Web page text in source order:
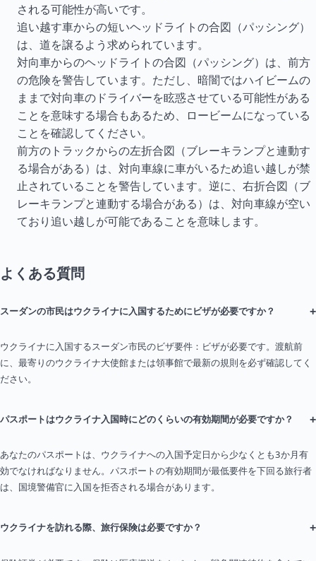
される可能性が高いです。
追い越す車からの短いヘッドライトの合図（パッシング）
は、道を譲るよう求められています。
対向車からのヘッドライトの合図（パッシング）は、前方
の危険を警告しています。ただし、暗闇ではハイビームの
ままで対向車のドライバーを眩惑させている可能性がある
ことを意味する場合もあるため、ロービームになっている
ことを確認してください。
前方のトラックからの左折合図（ブレーキランプと連動す
る場合がある）は、対向車線に車がいるため追い越しが禁
止されていることを警告しています。逆に、右折合図（ブ
レーキランプと連動する場合がある）は、対向車線が空い
ており追い越しが可能であることを意味します。
よくある質問
スーダンの市民はウクライナに入国するためにビザが必要ですか？ +
ウクライナに入国するスーダン市民のビザ要件：ビザが必要です。渡航前
に、最寄りのウクライナ大使館または領事館で最新の規則を必ず確認してく
ださい。
パスポートはウクライナ入国時にどのくらいの有効期間が必要ですか？ +
あなたのパスポートは、ウクライナへの入国予定日から少なくとも3か月有
効でなければなりません。パスポートの有効期間が最低要件を下回る旅行者
は、国境警備官に入国を拒否される場合があります。
ウクライナを訪れる際、旅行保険は必要ですか？ +